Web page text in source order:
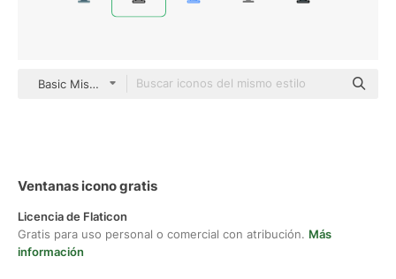
Basic Miscellany Lineal
Ventanas icono gratis
Licencia de Flaticon
Gratis para uso personal o comercial con atribución. Más
información